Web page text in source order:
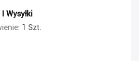
Wysyłki
1 Szt.